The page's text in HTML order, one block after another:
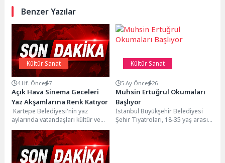
Benzer Yazılar
Kültür Sanat
4 Hf. Önce 7
Açık Hava Sinema Geceleri
Yaz Akşamlarına Renk Katıyor
Kartepe Belediyesi'nin yaz
aylarında vatandaşları kültür ve
sanat etkinlikleriyle buluşturduğu
Açık Hava Sinema Geceleri, her...
Kültür Sanat
5 Ay Önce 26
Muhsin Ertuğrul Okumaları
Başlıyor
İstanbul Büyükşehir Belediyesi
Şehir Tiyatroları, 18-35 yaş arası